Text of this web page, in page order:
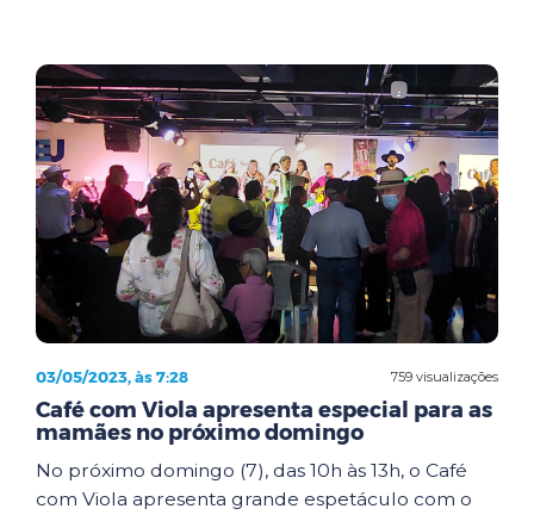
759 visualizações
03/05/2023, às 7:28
Café com Viola apresenta especial para as
mamães no próximo domingo
No próximo domingo (7), das 10h às 13h, o Café
com Viola apresenta grande espetáculo com o